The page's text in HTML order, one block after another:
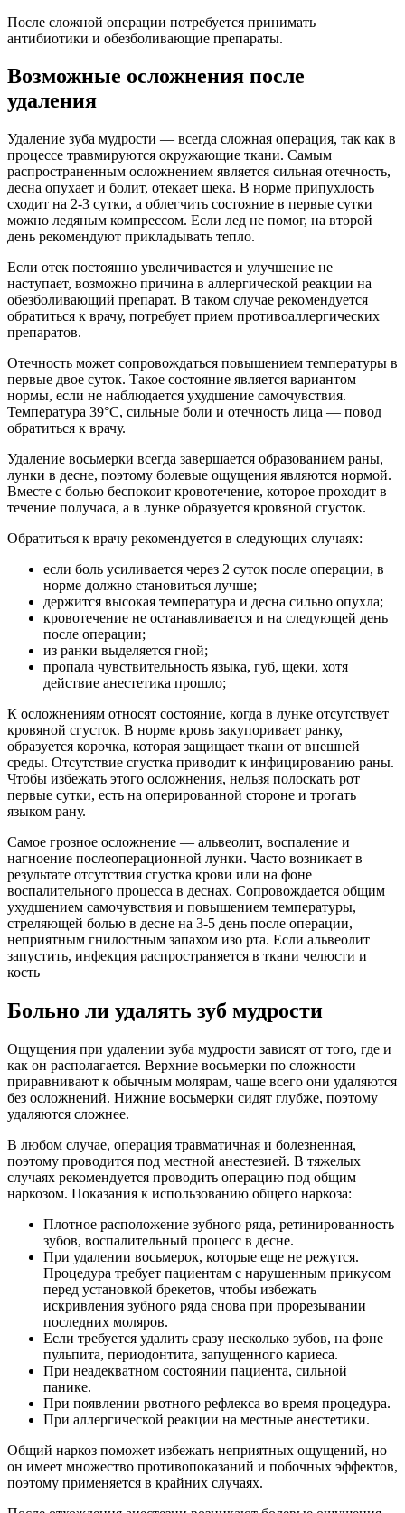
После сложной операции потребуется принимать
антибиотики и обезболивающие препараты.
Возможные осложнения после
удаления
Удаление зуба мудрости — всегда сложная операция, так как в
процессе травмируются окружающие ткани. Самым
распространенным осложнением является сильная отечность,
десна опухает и болит, отекает щека. В норме припухлость
сходит на 2-3 сутки, а облегчить состояние в первые сутки
можно ледяным компрессом. Если лед не помог, на второй
день рекомендуют прикладывать тепло.
Если отек постоянно увеличивается и улучшение не
наступает, возможно причина в аллергической реакции на
обезболивающий препарат. В таком случае рекомендуется
обратиться к врачу, потребует прием противоаллергических
препаратов.
Отечность может сопровождаться повышением температуры в
первые двое суток. Такое состояние является вариантом
нормы, если не наблюдается ухудшение самочувствия.
Температура 39°C, сильные боли и отечность лица — повод
обратиться к врачу.
Удаление восьмерки всегда завершается образованием раны,
лунки в десне, поэтому болевые ощущения являются нормой.
Вместе с болью беспокоит кровотечение, которое проходит в
течение получаса, а в лунке образуется кровяной сгусток.
Обратиться к врачу рекомендуется в следующих случаях:
если боль усиливается через 2 суток после операции, в
норме должно становиться лучше;
держится высокая температура и десна сильно опухла;
кровотечение не останавливается и на следующей день
после операции;
из ранки выделяется гной;
пропала чувствительность языка, губ, щеки, хотя
действие анестетика прошло;
К осложнениям относят состояние, когда в лунке отсутствует
кровяной сгусток. В норме кровь закупоривает ранку,
образуется корочка, которая защищает ткани от внешней
среды. Отсутствие сгустка приводит к инфицированию раны.
Чтобы избежать этого осложнения, нельзя полоскать рот
первые сутки, есть на оперированной стороне и трогать
языком рану.
Самое грозное осложнение — альвеолит, воспаление и
нагноение послеоперационной лунки. Часто возникает в
результате отсутствия сгустка крови или на фоне
воспалительного процесса в деснах. Сопровождается общим
ухудшением самочувствия и повышением температуры,
стреляющей болью в десне на 3-5 день после операции,
неприятным гнилостным запахом изо рта. Если альвеолит
запустить, инфекция распространяется в ткани челюсти и
кость
Больно ли удалять зуб мудрости
Ощущения при удалении зуба мудрости зависят от того, где и
как он располагается. Верхние восьмерки по сложности
приравнивают к обычным молярам, чаще всего они удаляются
без осложнений. Нижние восьмерки сидят глубже, поэтому
удаляются сложнее.
В любом случае, операция травматичная и болезненная,
поэтому проводится под местной анестезией. В тяжелых
случаях рекомендуется проводить операцию под общим
наркозом. Показания к использованию общего наркоза:
Плотное расположение зубного ряда, ретинированность
зубов, воспалительный процесс в десне.
При удалении восьмерок, которые еще не режутся.
Процедура требует пациентам с нарушенным прикусом
перед установкой брекетов, чтобы избежать
искривления зубного ряда снова при прорезывании
последних моляров.
Если требуется удалить сразу несколько зубов, на фоне
пульпита, периодонтита, запущенного кариеса.
При неадекватном состоянии пациента, сильной
панике.
При появлении рвотного рефлекса во время процедура.
При аллергической реакции на местные анестетики.
Общий наркоз поможет избежать неприятных ощущений, но
он имеет множество противопоказаний и побочных эффектов,
поэтому применяется в крайних случаях.